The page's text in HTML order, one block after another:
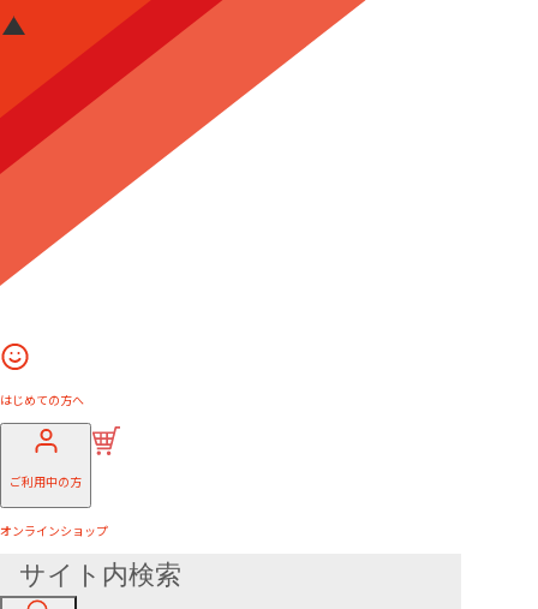
はじめての方へ
ご利用中の方
オンラインショップ